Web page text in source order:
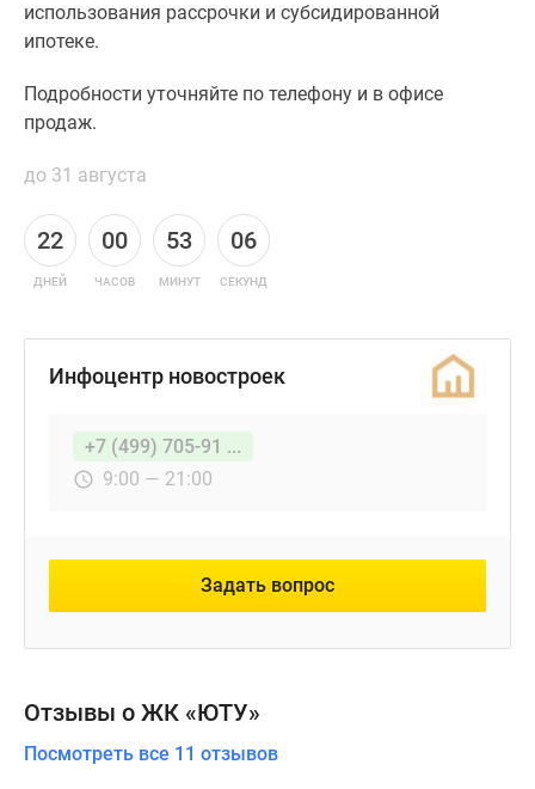
использования рассрочки и субсидированной
ипотеке.
Подробности уточняйте по телефону и в офисе
продаж.
до 31 августа
22
ДНЕЙ
00
ЧАСОВ
53
МИНУТ
05
СЕКУНД
Инфоцентр новостроек
+7 (499) 705-91 ...
9:00 — 21:00
Задать вопрос
Отзывы о ЖК «ЮТУ»
Посмотреть все 11 отзывов